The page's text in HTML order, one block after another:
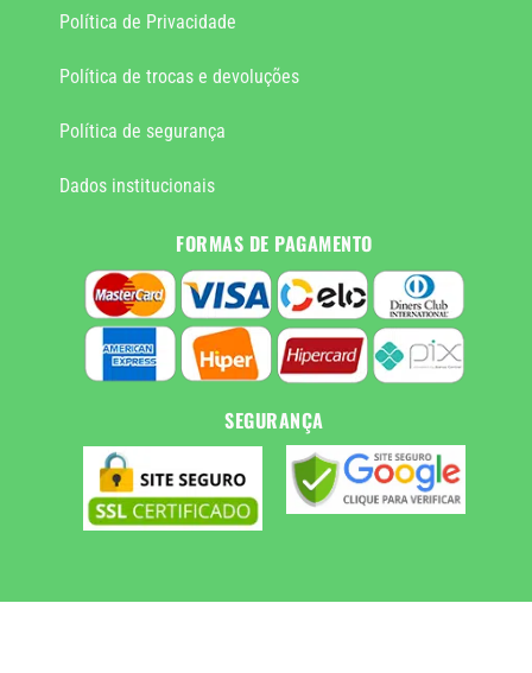
Política de Privacidade
Política de trocas e devoluções
Política de segurança
Dados institucionais
FORMAS DE PAGAMENTO
SEGURANÇA